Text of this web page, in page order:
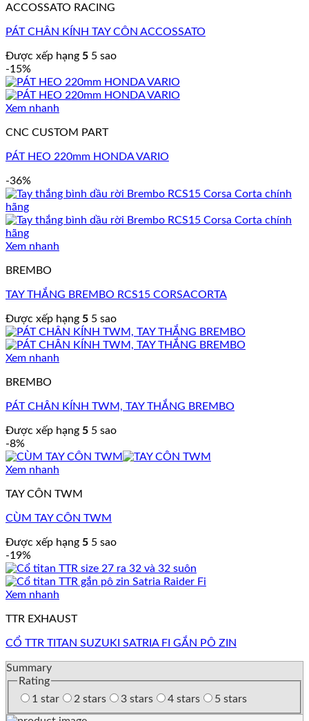
ACCOSSATO RACING
PÁT CHÂN KÍNH TAY CÔN ACCOSSATO
Được xếp hạng 5 5 sao
-15%
Xem nhanh
CNC CUSTOM PART
PÁT HEO 220mm HONDA VARIO
-36%
Xem nhanh
BREMBO
TAY THẮNG BREMBO RCS15 CORSACORTA
Được xếp hạng 5 5 sao
Xem nhanh
BREMBO
PÁT CHÂN KÍNH TWM, TAY THẮNG BREMBO
Được xếp hạng 5 5 sao
-8%
Xem nhanh
TAY CÔN TWM
CÙM TAY CÔN TWM
Được xếp hạng 5 5 sao
-19%
Xem nhanh
TTR EXHAUST
CỔ TTR TITAN SUZUKI SATRIA FI GẮN PÔ ZIN
Summary
Rating
1 star
2 stars 3 stars 4 stars 5 stars